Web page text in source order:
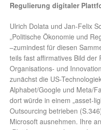
Regulierung digitaler
Ulrich Dolata und Jan-Felix
„Politische Ökonomie und
–zumindest für diesen
teils fast affirmatives Bild der
Organisations- und
zunächst die US-
Alphabet/Google und Meta/
dort würde in einem „asset-
Outsourcing betrieben
Microsoft ausnehmen. Ihre